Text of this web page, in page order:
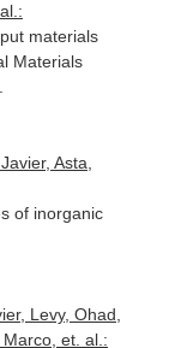
materials
Materials
Asta,
of inorganic
Levy, Ohad,
et. al.: